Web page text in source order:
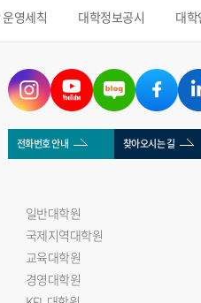
영세칙 대학정보공시 대
전화번호 안내 찾아오시는 길
일반대학원
국제지역대학원
교육대학원
경영대학원